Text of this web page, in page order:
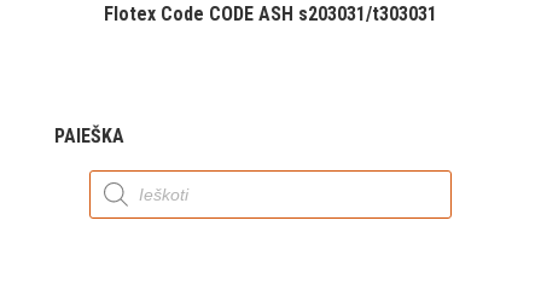
Flotex Code CODE ASH s203031/t303031
PAIEŠKA
Products
search